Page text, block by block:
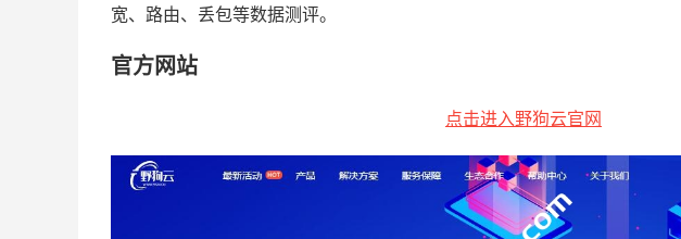
宽、路由、丢包等数据测评。
官方网站
点击进入野狗云官网